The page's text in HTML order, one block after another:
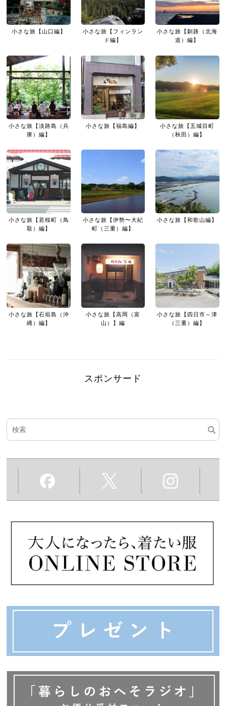
小さな旅【山口編】
小さな旅【フィンラン
ド編】
小さな旅【釧路（北海
道）編】
小さな旅【淡路島（兵
庫）編】
小さな旅【福島編】
小さな旅【五城目町
（秋田）編】
小さな旅【若桜町（鳥
取）編】
小さな旅【伊勢〜大紀
町（三重）編】
小さな旅【和歌山編】
小さな旅【石垣島（沖
縄）編】
小さな旅【高岡（富
山）】編
小さな旅【四日市～津
（三重）編】
スポンサード